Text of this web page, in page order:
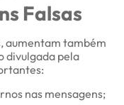
Falsas
aumentam também
divulgada pela
nas mensagens;